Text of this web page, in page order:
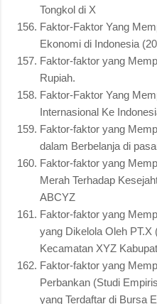
Tongkol di X
Faktor-Faktor Yang
Ekonomi di Indonesia
Faktor-faktor yang
Rupiah.
Faktor-Faktor Yang
Internasional Ke
Faktor-faktor yang
dalam Berbelanja di
Faktor-faktor yang
Merah Terhadap
ABCYZ
Faktor-faktor yang
yang Dikelola Oleh
Kecamatan XYZ
Faktor-faktor yang
Perbankan (Studi
yang Terdaftar di Bursa